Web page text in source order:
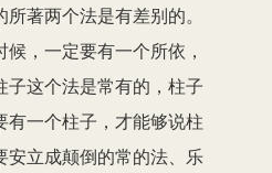
著两个法是有差别的。
，一定要有一个所依，
这个法是常有的，柱子
一个柱子，才能够说柱
安立成颠倒的常的法、乐